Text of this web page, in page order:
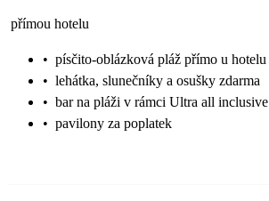
přímou hotelu
• písčito-oblázková pláž přímo u hotelu
• lehátka, slunečníky a osušky zdarma
• bar na pláži v rámci Ultra all inclusive
• pavilony za poplatek